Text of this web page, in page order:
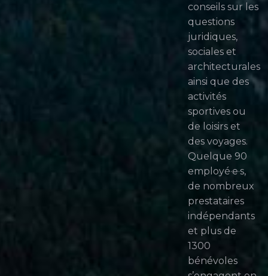
conseils sur les
questions
juridiques,
sociales et
architecturales
ainsi que des
activités
sportives ou
de loisirs et
des voyages.
Quelque 90
employé·e·s,
de nombreux
prestataires
indépendants
et plus de
1300
bénévoles